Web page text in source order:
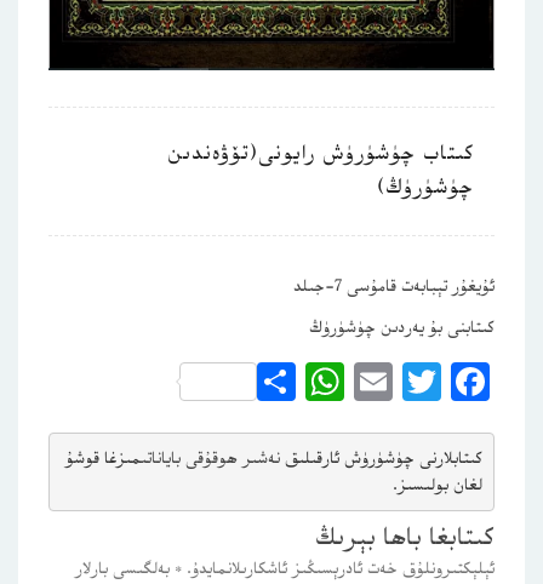
كىتاب چۈشۈرۈش رايونى(تۆۋەندىن
چۈشۈرۈڭ)
ئۇيغۇر تېبابەت قامۇسى 7-جىلد
كىتابنى بۇ يەردىن چۈشۈرۈڭ
Facebook
Twitter
Email
WhatsApp
Share
كىتابلارنى چۈشۈرۈش ئارقىلىق نەشىر ھوقۇقى باياناتىمىزغا قوشۇ
لغان بولىسىز.
كىتابغا باھا بېرىڭ
ئېلېكتىرونلۇق خەت ئادرېسىڭىز ئاشكارىلانمايدۇ. * بەلگىسى بارلار